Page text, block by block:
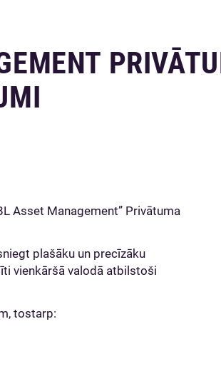
Asset Management” Privātuma
plašāku un precīzāku
vienkāršā valodā atbilstoši
tostarp: